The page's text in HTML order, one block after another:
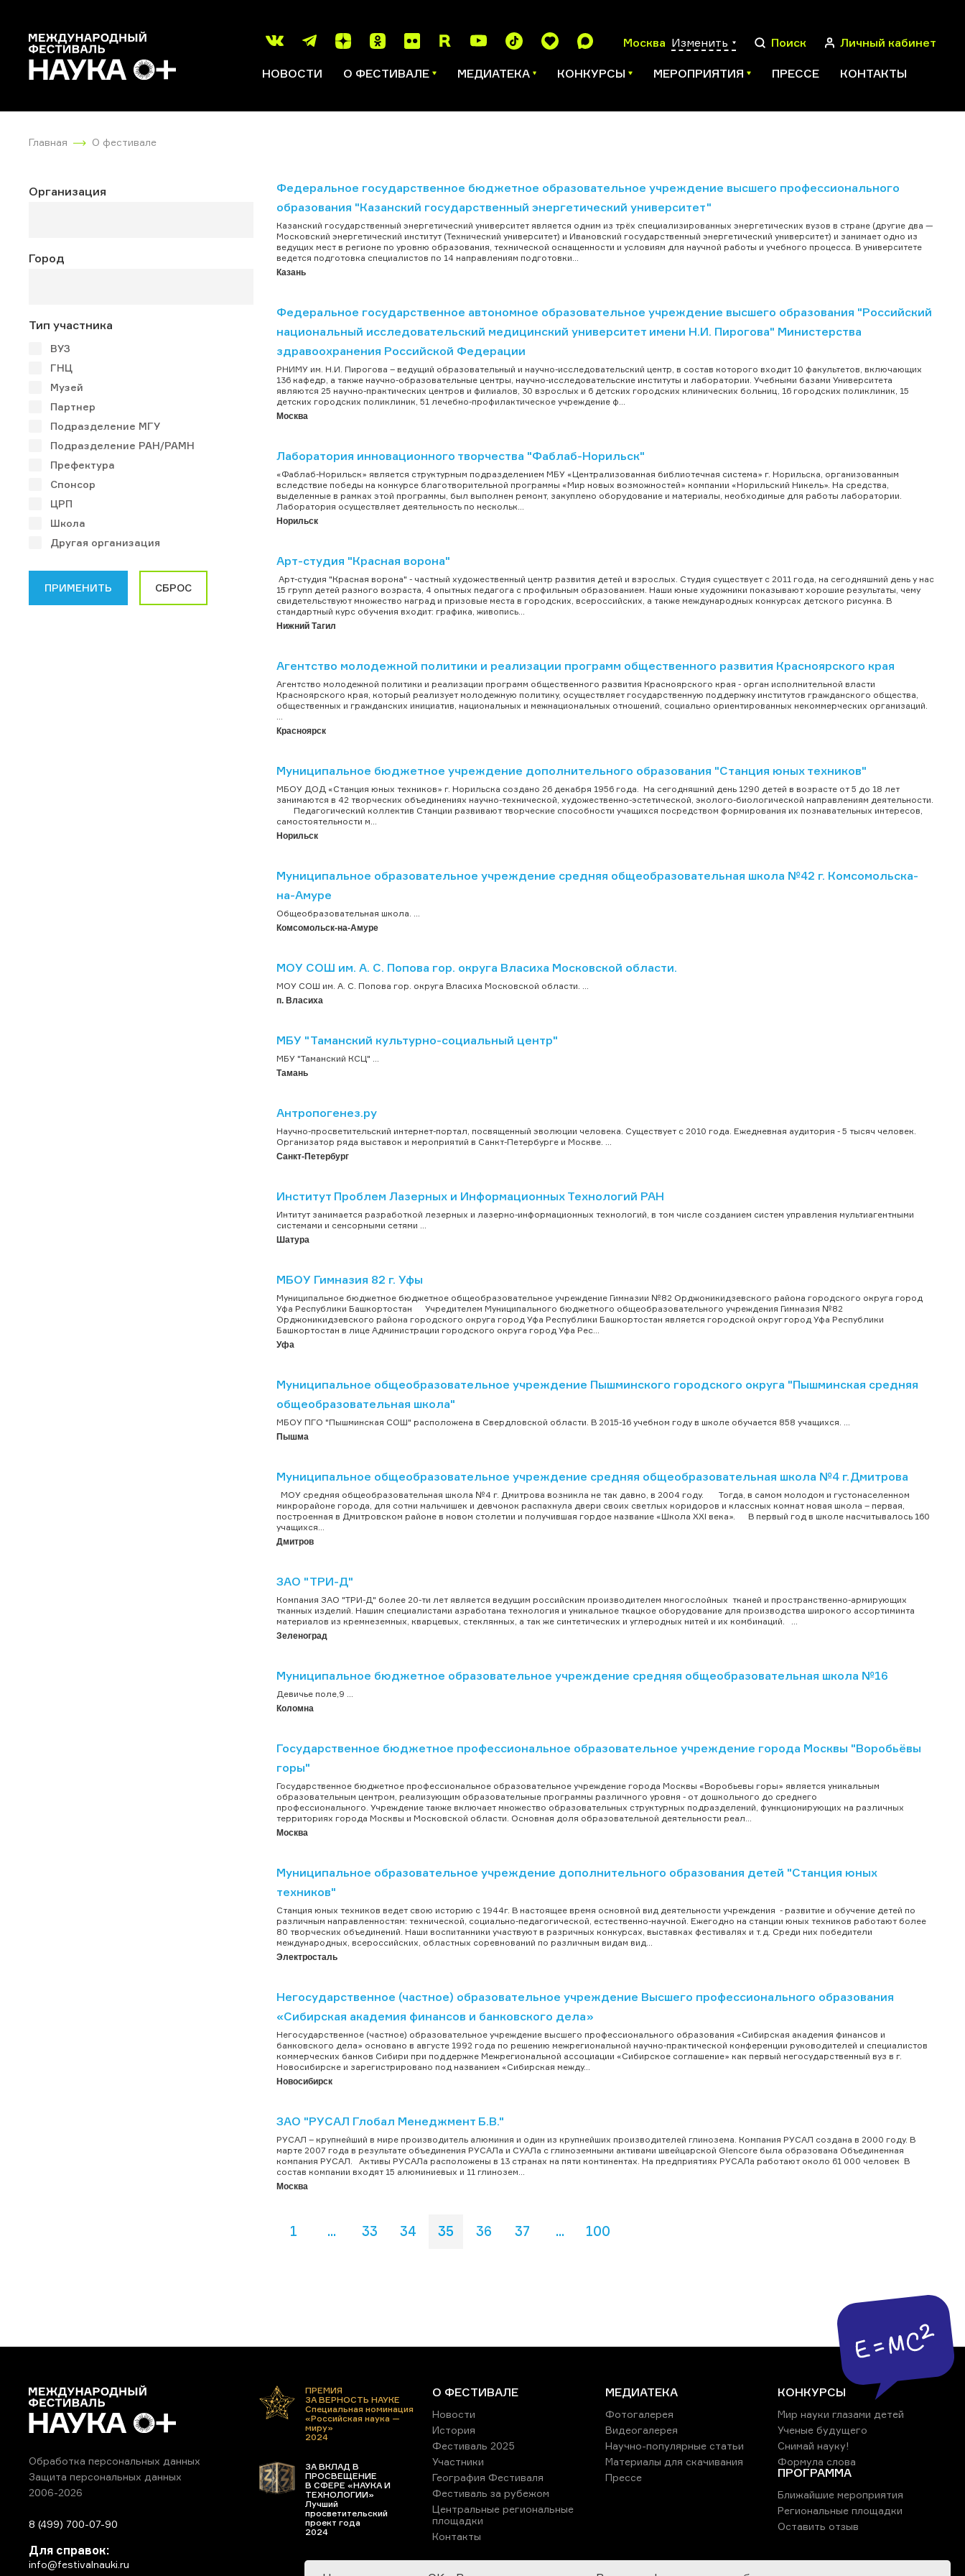
Москва Изменить Поиск Личный кабинет
НОВОСТИ О ФЕСТИВАЛЕ МЕДИАТЕКА КОНКУРСЫ МЕРОПРИЯТИЯ ПРЕССЕ КОНТАКТЫ
Главная О фестивале
Организация
Город
Тип участника
ВУЗ
ГНЦ
Музей
Партнер
Подразделение МГУ
Подразделение РАН/РАМН
Префектура
Спонсор
ЦРП
Школа
Другая организация
Федеральное государственное бюджетное образовательное учреждение высшего профессионального
образования "Казанский государственный энергетический университет"
Казанский государственный энергетический университет является одним из трёх специализированных энергетических вузов в стране (другие два —
Московский энергетический институт (Технический университет) и Ивановский государственный энергетический университет) и занимает одно из
ведущих мест в регионе по уровню образования, технической оснащенности и условиям для научной работы и учебного процесса. В университете
ведется подготовка специалистов по 14 направлениям подготовки...
Казань
Федеральное государственное автономное образовательное учреждение высшего образования "Российский
национальный исследовательский медицинский университет имени Н.И. Пирогова" Министерства
здравоохранения Российской Федерации
РНИМУ им. Н.И. Пирогова – ведущий образовательный и научно-исследовательский центр, в состав которого входит 10 факультетов, включающих
136 кафедр, а также научно-образовательные центры, научно-исследовательские институты и лаборатории. Учебными базами Университета
являются 25 научно-практических центров и филиалов, 30 взрослых и 6 детских городских клинических больниц, 16 городских поликлиник, 15
детских городских поликлиник, 51 лечебно-профилактическое учреждение ф...
Москва
Лаборатория инновационного творчества "Фаблаб-Норильск"
«Фаблаб-Норильск» является структурным подразделением МБУ «Централизованная библиотечная система» г. Норильска, организованным
вследствие победы на конкурсе благотворительной программы «Мир новых возможностей» компании «Норильский Никель». На средства,
выделенные в рамках этой программы, был выполнен ремонт, закуплено оборудование и материалы, необходимые для работы лаборатории.
Лаборатория осуществляет деятельность по нескольк...
Норильск
Арт-студия "Красная ворона"
Арт-студия "Красная ворона" - частный художественный центр развития детей и взрослых. Студия существует с 2011 года, на сегодняшний день у нас
15 групп детей разного возраста, 4 опытных педагога с профильным образованием. Наши юные художники показывают хорошие результаты, чему
свидетельствуют множество наград и призовые места в городских, всероссийских, а также международных конкурсах детского рисунка. В
стандартный курс обучения входит: графика, живопись...
Нижний Тагил
Агентство молодежной политики и реализации программ общественного развития Красноярского края
Агентство молодежной политики и реализации программ общественного развития Красноярского края - орган исполнительной власти
Красноярского края, который реализует молодежную политику, осуществляет государственную поддержку институтов гражданского общества,
общественных и гражданских инициатив, национальных и межнациональных отношений, социально ориентированных некоммерческих организаций.
Красноярск
Муниципальное бюджетное учреждение дополнительного образования "Станция юных техников"
МБОУ ДОД «Станция юных техников» г. Норильска создано 26 декабря 1956 года. На сегодняшний день 1290 детей в возрасте от 5 до 18 лет
занимаются в 42 творческих объединениях научно-технической, художественно-эстетической, эколого-биологической направлениям деятельности.
Педагогический коллектив Станции развивают творческие способности учащихся посредством формирования их познавательных интересов,
самостоятельности м...
Норильск
Муниципальное образовательное учреждение средняя общеобразовательная школа №42 г. Комсомольска-
на-Амуре
Общеобразовательная школа. ...
Комсомольск-на-Амуре
МОУ СОШ им. А. С. Попова гор. округа Власиха Московской области.
МОУ СОШ им. А. С. Попова гор. округа Власиха Московской области. ...
п. Власиха
МБУ "Таманский культурно-социальный центр"
МБУ "Таманский КСЦ" ...
Тамань
Антропогенез.ру
Научно-просветительский интернет-портал, посвященный эволюции человека. Существует с 2010 года. Ежедневная аудитория - 5 тысяч человек.
Организатор ряда выставок и мероприятий в Санкт-Петербурге и Москве. ...
Санкт-Петербург
Институт Проблем Лазерных и Информационных Технологий РАН
Интитут занимается разработкой лезерных и лазерно-информационных технологий, в том числе созданием систем управления мультиагентными
системами и сенсорными сетями ...
Шатура
МБОУ Гимназия 82 г. Уфы
Муниципальное бюджетное бюджетное общеобразовательное учреждение Гимназии №82 Орджоникидзевского района городского округа город
Уфа Республики Башкортостан Учредителем Муниципального бюджетного общеобразовательного учреждения Гимназия №82
Орджоникидзевского района городского округа город Уфа Республики Башкортостан является городской округ город Уфа Республики
Башкортостан в лице Администрации городского округа город Уфа Рес...
Уфа
Муниципальное общеобразовательное учреждение Пышминского городского округа "Пышминская средняя
общеобразовательная школа"
МБОУ ПГО "Пышминская СОШ" расположена в Свердловской области. В 2015-16 учебном году в школе обучается 858 учащихся. ...
Пышма
Муниципальное общеобразовательное учреждение средняя общеобразовательная школа №4 г.Дмитрова
МОУ средняя общеобразовательная школа №4 г. Дмитрова возникла не так давно, в 2004 году. Тогда, в самом молодом и густонаселенном
микрорайоне города, для сотни мальчишек и девчонок распахнула двери своих светлых коридоров и классных комнат новая школа – первая,
построенная в Дмитровском районе в новом столетии и получившая гордое название «Школа XXI века». В первый год в школе насчитывалось 160
учащихся...
Дмитров
ЗАО "ТРИ-Д"
Компания ЗАО "ТРИ-Д" более 20-ти лет является ведущим российским производителем многослойных тканей и пространственно-армирующих
тканных изделий. Нашим специалистами азработана технология и уникальное ткацкое оборудование для производства широкого ассортиминта
материалов из кремнеземных, кварцевых, стеклянных, а так же синтетических и углеродных нитей и их комбинаций. ...
Зеленоград
Муниципальное бюджетное образовательное учреждение средняя общеобразовательная школа №16
Девичье поле,9 ...
Коломна
Государственное бюджетное профессиональное образовательное учреждение города Москвы "Воробьёвы
горы"
Государственное бюджетное профессиональное образовательное учреждение города Москвы «Воробьевы горы» является уникальным
образовательным центром, реализующим образовательные программы различного уровня - от дошкольного до среднего
профессионального. Учреждение также включает множество образовательных структурных подразделений, функционирующих на различных
территориях города Москвы и Московской области. Основная доля образовательной деятельности реал...
Москва
Муниципальное образовательное учреждение дополнительного образования детей "Станция юных
техников"
Станция юных техников ведет свою историю с 1944г. В настоящее время основной вид деятельности учреждения - развитие и обучение детей по
различным направленностям: технической, социально-педагогической, естественно-научной. Ежегодно на станции юных техников работают более
80 творческих объединений. Наши воспитанники участвуют в разричных конкурсах, выставках фестивалях и т.д. Среди них победители
международных, всероссийских, областных соревнований по различным видам вид...
Электросталь
Негосударственное (частное) образовательное учреждение Высшего профессионального образования
«Сибирская академия финансов и банковского дела»
Негосударственное (частное) образовательное учреждение высшего профессионального образования «Сибирская академия финансов и
банковского дела» основано в августе 1992 года по решению межрегиональной научно-практической конференции руководителей и специалистов
коммерческих банков Сибири при поддержке Межрегиональной ассоциации «Сибирское соглашение» как первый негосударственный вуз в г.
Новосибирске и зарегистрировано под названием «Сибирская между...
Новосибирск
ЗАО "РУСАЛ Глобал Менеджмент Б.В."
РУСАЛ – крупнейший в мире производитель алюминия и один из крупнейших производителей глинозема. Компания РУСАЛ создана в 2000 году. В
марте 2007 года в результате объединения РУСАЛа и СУАЛа с глиноземными активами швейцарской Glencore была образована Объединенная
компания РУСАЛ. Активы РУСАЛа расположены в 13 странах на пяти континентах. На предприятиях РУСАЛа работают около 61 000 человек В
состав компании входят 15 алюминиевых и 11 глинозем...
Москва
1 ... 33 34 35 36 37 ... 100
Обработка персональных данных
Защита персональных данных
2006-2026
8 (499) 700-07-90
Для справок:
info@festivalnauki.ru
ПРЕМИЯ
ЗА ВЕРНОСТЬ НАУКЕ
Специальная номинация
«Российская наука —
миру»
2024
ЗА ВКЛАД В
ПРОСВЕЩЕНИЕ
В СФЕРЕ «НАУКА И
ТЕХНОЛОГИИ»
Лучший
просветительский
проект года
2024
О ФЕСТИВАЛЕ
Новости
История
Фестиваль 2025
Участники
География Фестиваля
Фестиваль за рубежом
Центральные региональные
площадки
Контакты
МЕДИАТЕКА
Фотогалерея
Видеогалерея
Научно-популярные статьи
Материалы для скачивания
Прессе
КОНКУРСЫ
Мир науки глазами детей
Ученые будущего
Снимай науку!
Формула слова
ПРОГРАММА
Ближайшие мероприятия
Региональные площадки
Оставить отзыв